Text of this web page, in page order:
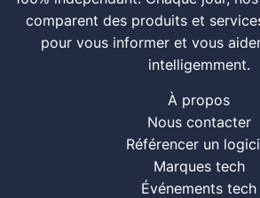
comparent des produits et
pour vous informer et vous
intelligemment.
À propos
Nous contacter
Référencer un
Marques tech
Événements tech